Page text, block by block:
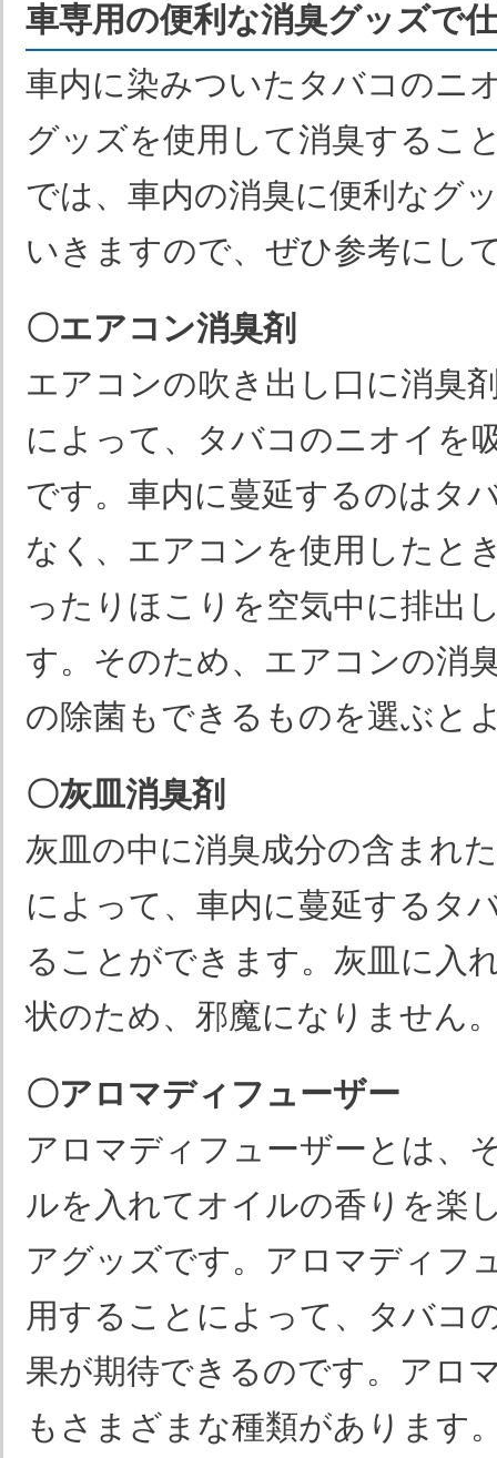
車専用の便利な消臭グッズで
車内に染みついたタバコのニ
グッズを使用して消臭するこ
では、車内の消臭に便利なグ
いきますので、ぜひ参考にし
〇エアコン消臭剤
エアコンの吹き出し口に消臭
によって、タバコのニオイを
です。車内に蔓延するのはタ
なく、エアコンを使用したと
ったりほこりを空気中に排出
す。そのため、エアコンの消
の除菌もできるものを選ぶと
〇灰皿消臭剤
灰皿の中に消臭成分の含まれ
によって、車内に蔓延するタ
ることができます。灰皿に入
状のため、邪魔になりません
〇アロマディフューザー
アロマディフューザーとは、
ルを入れてオイルの香りを楽
アグッズです。アロマディフ
用することによって、タバコ
果が期待できるのです。アロ
もさまざまな種類があります